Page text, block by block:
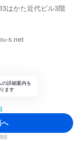
はかた近代ビル3階
s.net
の詳細案内を
ます
へ